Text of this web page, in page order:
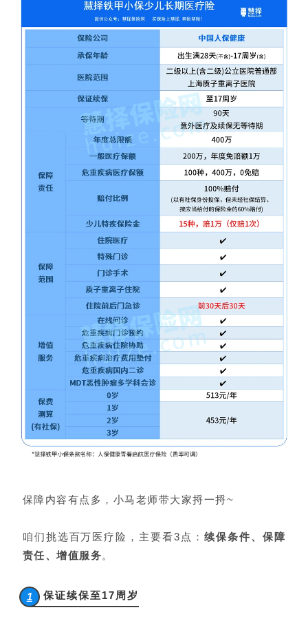
保障内容有点多，小马老师带大家捋一捋~
咱们挑选百万医疗险，主要看3点：续保条件、保障
责任、增值服务。
保证续保至17周岁
1